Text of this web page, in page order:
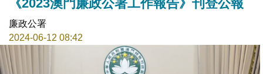
《2023澳門廉政公署工作報告》刊登公報
廉政公署
2024-06-12 08:42